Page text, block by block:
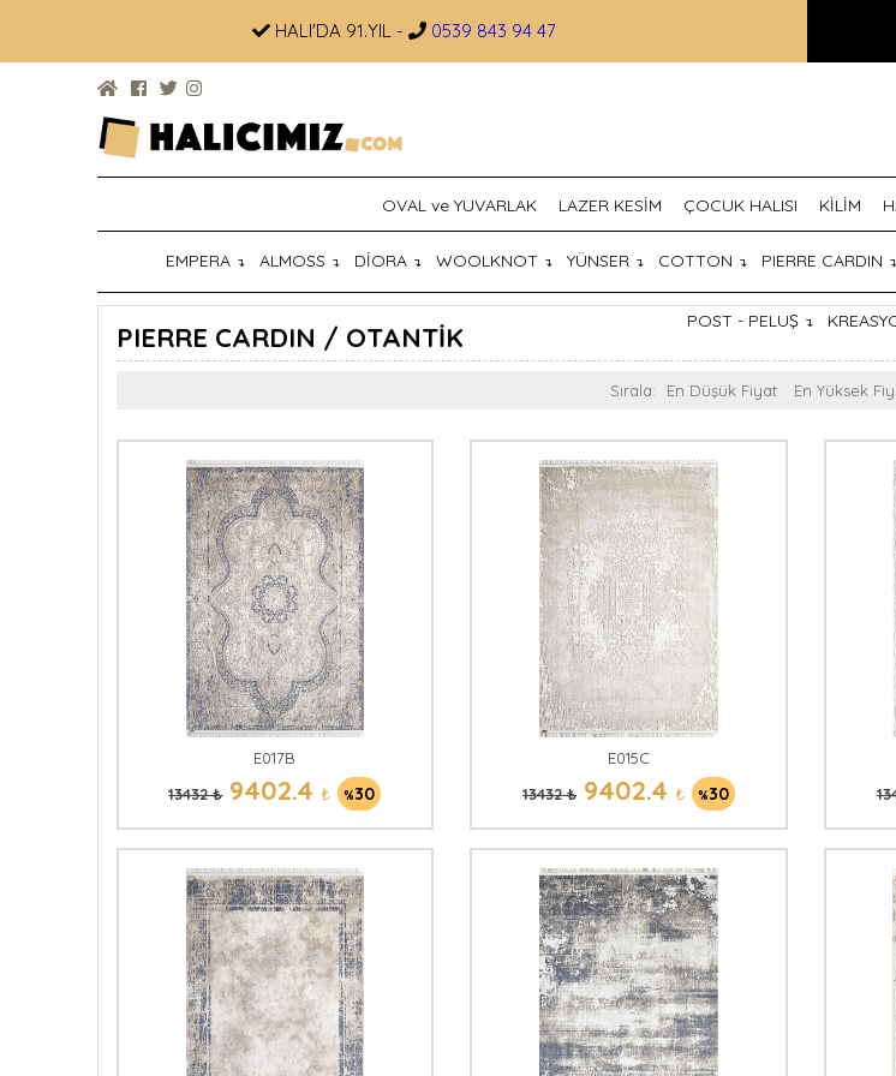
HALI'DA 91.YIL - 0539 843 94 47
OVAL ve YUVARLAK LAZER KESİM ÇOCUK HALISI KİLİM
EMPERA ↴ ALMOSS ↴ DİORA ↴ WOOLKNOT ↴ YÜNSER ↴ COTTON ↴ PIERRE CARDIN ↴
POST - PELUŞ ↴
PIERRE CARDIN / OTANTİK
Sırala: En Düşük Fiyat En Yüksek
E017B
13432 ₺9402.4₺ %30
E015C
13432 ₺ 9402.4₺ %30